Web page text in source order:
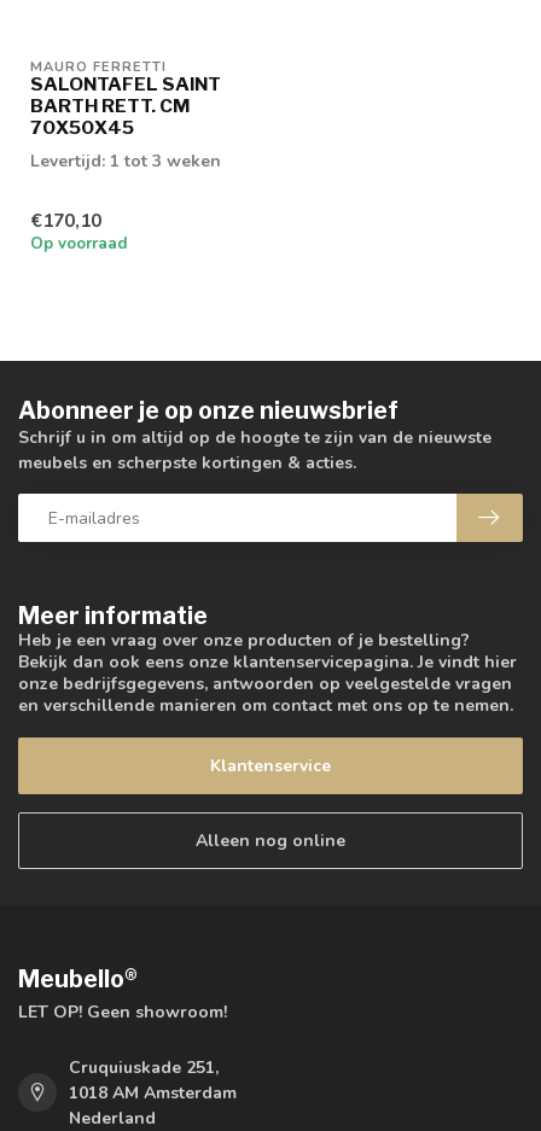
MAURO FERRETTI
SALONTAFEL SAINT
BARTH RETT. CM
70X50X45
Levertijd: 1 tot 3 weken
€170,10
Op voorraad
Meer informatie
Heb je een vraag over onze producten of je bestelling?
Bekijk dan ook eens onze klantenservicepagina. Je vindt hier
onze bedrijfsgegevens, antwoorden op veelgestelde vragen
en verschillende manieren om contact met ons op te nemen.
Klantenservice
Alleen nog online
Abonneer je op onze nieuwsbrief
Schrijf u in om altijd op de hoogte te zijn van de nieuwste
meubels en scherpste kortingen & acties.
Meubello®
LET OP! Geen showroom!
Cruquiuskade 251,
1018 AM Amsterdam
Nederland